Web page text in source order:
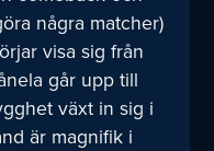
några matcher)
visa sig från
går upp till
växt in sig i
är magnifik i